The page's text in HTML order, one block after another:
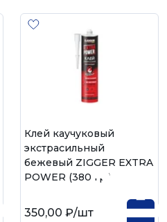
Клей каучуковый
экстрасильный
бежевый ZIGGER EXTRA
POWER (380 гр.)
350,00 ₽/шт